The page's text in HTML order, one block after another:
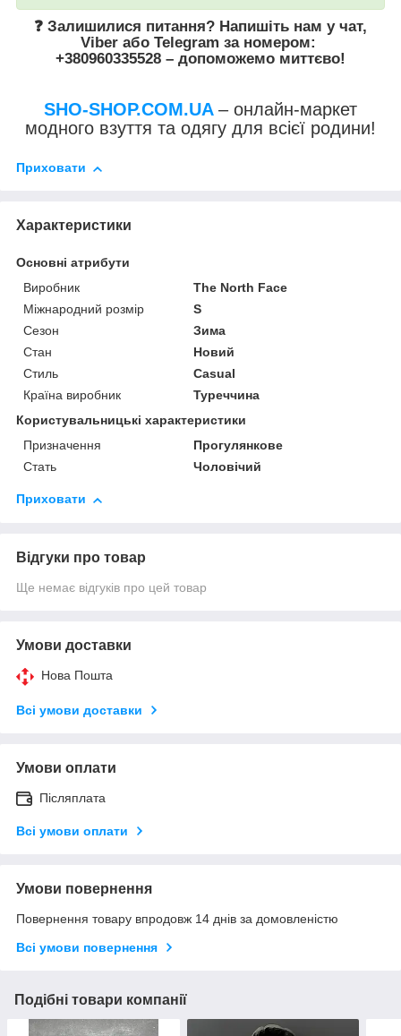
❓ Залишилися питання? Напишіть нам у чат,
Viber або Telegram за номером:
+380960335528 – допоможемо миттєво!
SHO-SHOP.COM.UA – онлайн-маркет
модного взуття та одягу для всієї родини!
Приховати
Характеристики
Основні атрибути
Виробник
The North Face
Міжнародний розмір
S
Сезон
Зима
Стан
Новий
Стиль
Casual
Країна виробник
Туреччина
Користувальницькі характеристики
Призначення
Прогулянкове
Стать
Чоловічий
Приховати
Відгуки про товар
Ще немає відгуків про цей товар
Умови доставки
Нова Пошта
Всі умови доставки
Умови оплати
Післяплата
Всі умови оплати
Умови повернення
Повернення товару впродовж 14 днів за домовленістю
Всі умови повернення
Подібні товари компанії